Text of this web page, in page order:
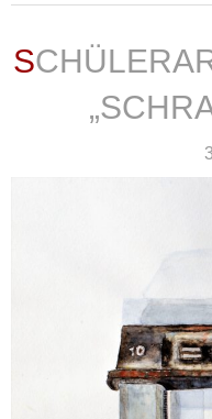
SCHÜLERARBEIT, AQUARELL